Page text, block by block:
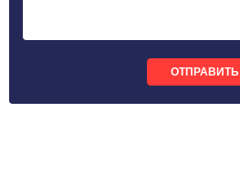
ОТПРАВИТЬ